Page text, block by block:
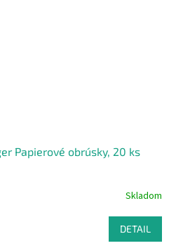
Papierové obrúsky, 20 ks
Skladom
DETAIL